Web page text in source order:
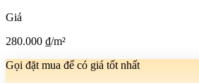
Giá
280.000 ₫/m²
Gọi đặt mua để có giá tốt nhất